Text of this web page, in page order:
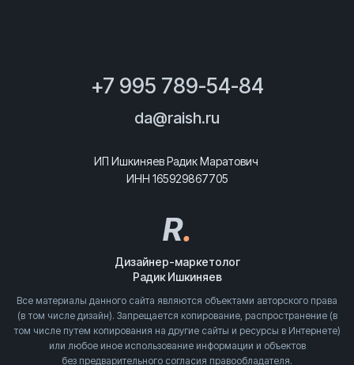
+7 995 789-54-84
da@raish.ru
ИП Ишкиняев Радик Маратович
ИНН 165929867705
R.
Дизайнер-маркетолог
Радик Ишкиняев
Все материалы данного сайта являются объектами авторского права
(в том числе дизайн). Запрещается копирование, распространение (в
том числе путем копирования на другие сайты и ресурсы в Интернете)
или любое иное использование информации и объектов
без предварительного согласия правообладателя.